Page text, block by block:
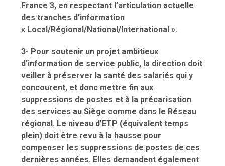
France 3, en respectant l’articulation actuelle
des tranches d’information
« Local/Régional/National/International ».
3- Pour soutenir un projet ambitieux
d’information de service public, la direction doit
veiller à préserver la santé des salariés qui y
concourent, et donc mettre fin aux
suppressions de postes et à la précarisation
des services au Siège comme dans le Réseau
régional. Le niveau d’ETP (équivalent temps
plein) doit être revu à la hausse pour
compenser les suppressions de postes de ces
dernières années. Elles demandent également